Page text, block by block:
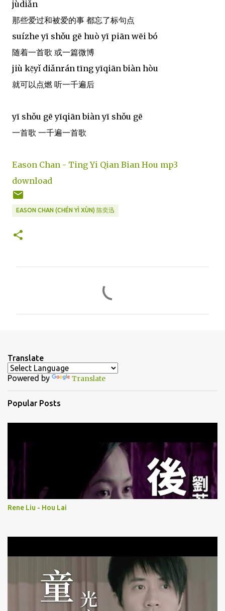
jùdiǎn
那些爱过和被爱的事 都忘了标句点
suízhe yī shǒu gē huò yī piān wēi bó
随着一首歌 或一篇微博
jiù kẹ̌yǐ diǎnrán tīng yīqiān biàn hòu
就可以点燃 听一千遍后
yī shǒu gē yīqiān biàn yī shǒu gē
一首歌 一千遍一首歌
Eason Chan - Ting Yi Qian Bian Hou mp3
download
EASON CHAN (CHÉN YÌ XÙN) 陈奕迅
t
s
Translate
Powered by Translate
Popular Posts
Rene Liu - Hou Lai